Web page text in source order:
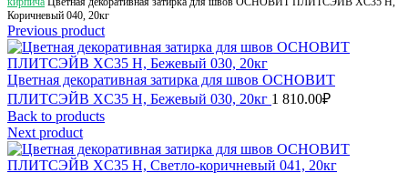
Коричневый 040, 20кг
Previous product
Цветная декоративная затирка для швов ОСНОВИТ
ПЛИТСЭЙВ XC35 Н, Бежевый 030, 20кг 1 810.00₽
Back to products
Next product